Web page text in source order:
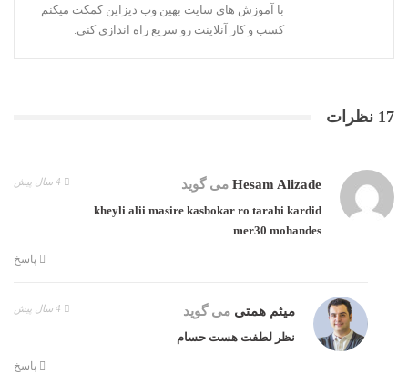
با آموزش های سایت بهین وب دیزاین کمکت میکنم
کسب و کار آنلاینت رو سریع راه اندازی کنی.
17 نظرات
Hesam Alizade می گوید
kheyli alii masire kasbokar ro tarahi kardid
mer30 mohandes
پاسخ
میثم همتیمی گوید
نظر لطفت هست حسام
پاسخ